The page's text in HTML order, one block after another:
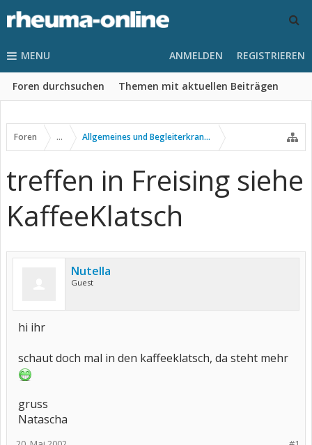
MENU
Foren durchsuchen Themen mit aktuellen Beiträgen
ANMELDEN REGISTRIEREN
Foren ... Allgemeines und Begleiterkrankungen
treffen in Freising siehe
KaffeeKlatsch
Nutella
Guest
hi ihr
schaut doch mal in den kaffeeklatsch, da steht mehr
gruss
Natascha